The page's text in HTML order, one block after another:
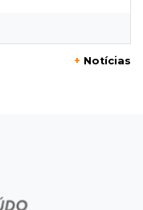
do Parque
com diques
+ Notícias